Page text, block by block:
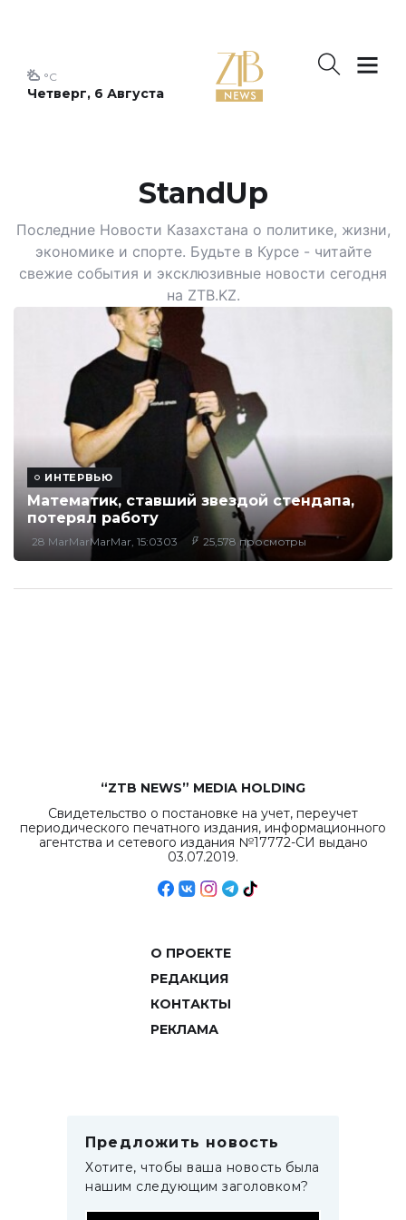
Четверг, 6 Августа
°C
StandUp
Последние Новости Казахстана о политике, жизни,
экономике и спорте. Будьте в Курсе - читайте
свежие события и эксклюзивные новости сегодня
на ZTB.KZ.
ИНТЕРВЬЮ
Математик, ставший звездой стендапа,
потерял работу
28 MarMarMarMar, 15:0303 25,578 просмотры
“ZTB NEWS” MEDIA HOLDING
Свидетельство о постановке на учет, переучет
периодического печатного издания, информационного
агентства и сетевого издания №17772-СИ выдано
03.07.2019.
О ПРОЕКТЕ
РЕДАКЦИЯ
КОНТАКТЫ
РЕКЛАМА
Предложить новость
Хотите, чтобы ваша новость была
нашим следующим заголовком?